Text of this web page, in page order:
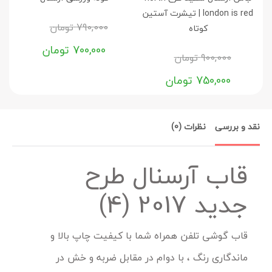
london is red | تیشرت آستین
کوتاه
900,000تومان
750,000 تومان
790,000تومان
700,000 تومان
نقد و بررسی نظرات (0)
قاب آرسنال طرح
جدید 2017 (4)
قاب گوشی تلفن همراه شما با کیفیت چاپ بالا و
ماندگاری رنگ ، با دوام در مقابل ضربه و خش در